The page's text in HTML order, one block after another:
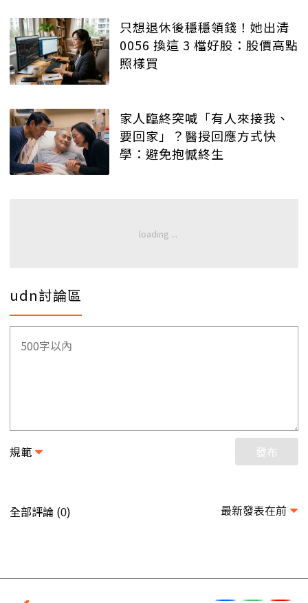
只想退休後穩穩領錢！她出清
0056 換這 3 檔好股：股價高點
照樣買
家人臨終突喊「有人來接我、
要回家」？醫授回應方式快
學：避免抱憾終生
udn討論區
規範 發布
全部評論 (0) 最新發表在前